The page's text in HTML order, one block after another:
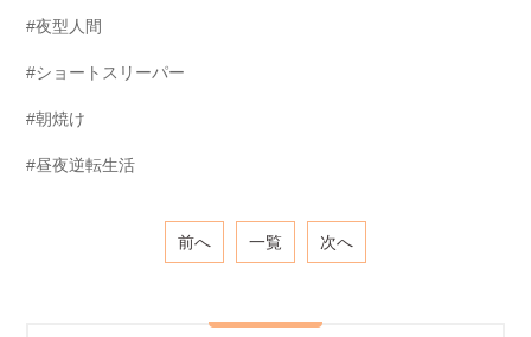
#夜型人間
#ショートスリーパー
#朝焼け
#昼夜逆転生活
前へ 一覧 次へ